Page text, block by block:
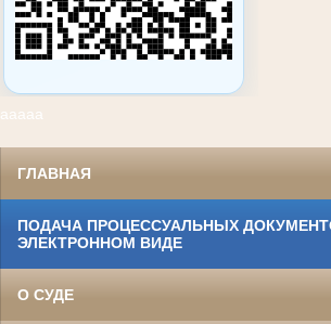
ааааа
ГЛАВНАЯ
ПОДАЧА ПРОЦЕССУАЛЬНЫХ
ЭЛЕКТРОННОМ ВИДЕ
О СУДЕ